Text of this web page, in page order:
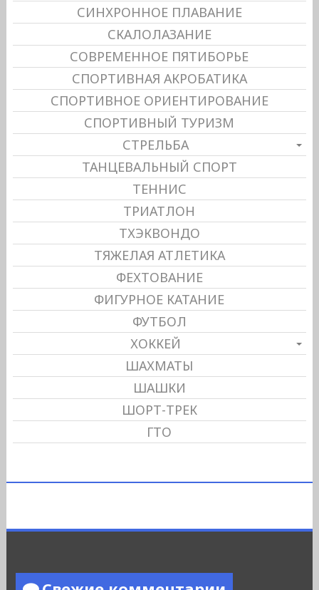
СИНХРОННОЕ ПЛАВАНИЕ
СКАЛОЛАЗАНИЕ
СОВРЕМЕННОЕ ПЯТИБОРЬЕ
СПОРТИВНАЯ АКРОБАТИКА
СПОРТИВНОЕ ОРИЕНТИРОВАНИЕ
СПОРТИВНЫЙ ТУРИЗМ
СТРЕЛЬБА
ТАНЦЕВАЛЬНЫЙ СПОРТ
ТЕННИС
ТРИАТЛОН
ТХЭКВОНДО
ТЯЖЕЛАЯ АТЛЕТИКА
ФЕХТОВАНИЕ
ФИГУРНОЕ КАТАНИЕ
ФУТБОЛ
ХОККЕЙ
ШАХМАТЫ
ШАШКИ
ШОРТ-ТРЕК
ГТО